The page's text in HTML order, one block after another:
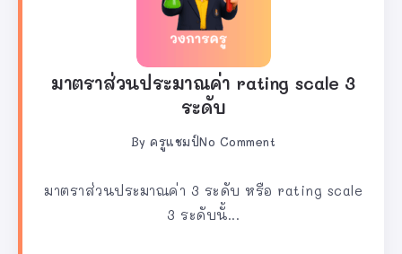
มาตราส่วนประมาณค่า rating scale 3
ระดับ
By ครูแชมป์No Comment
มาตราส่วนประมาณค่า 3 ระดับ หรือ rating scale
3 ระดับนั้...